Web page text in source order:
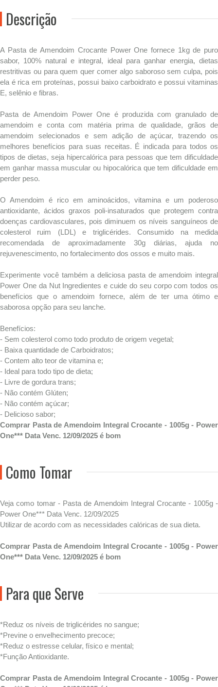
Descrição
A Pasta de Amendoim Crocante Power One fornece 1kg de puro
sabor, 100% natural e integral, ideal para ganhar energia, dietas
restritivas ou para quem quer comer algo saboroso sem culpa, pois
ela é rica em proteínas, possui baixo carboidrato e possui vitaminas
E, selênio e fibras.
Pasta de Amendoim Power One é produzida com granulado de
amendoim e conta com matéria prima de qualidade, grãos de
amendoim selecionados e sem adição de açúcar, trazendo os
melhores benefícios para suas receitas. É indicada para todos os
tipos de dietas, seja hipercalórica para pessoas que tem dificuldade
em ganhar massa muscular ou hipocalórica que tem dificuldade em
perder peso.
O Amendoim é rico em aminoácidos, vitamina e um poderoso
antioxidante, ácidos graxos poli-insaturados que protegem contra
doenças cardiovasculares, pois diminuem os níveis sanguíneos de
colesterol ruim (LDL) e triglicérides. Consumido na medida
recomendada de aproximadamente 30g diárias, ajuda no
rejuvenescimento, no fortalecimento dos ossos e muito mais.
Experimente você também a deliciosa pasta de amendoim integral
Power One da Nut Ingredientes e cuide do seu corpo com todos os
benefícios que o amendoim fornece, além de ter uma ótimo e
saborosa opção para seu lanche.
Benefícios:
- Sem colesterol como todo produto de origem vegetal;
- Baixa quantidade de Carboidratos;
- Contem alto teor de vitamina e;
- Ideal para todo tipo de dieta;
- Livre de gordura trans;
- Não contém Glúten;
- Não contém açúcar;
- Delicioso sabor;
Comprar Pasta de Amendoim Integral Crocante - 1005g - Power
One*** Data Venc. 12/09/2025 é bom
Como Tomar
Veja como tomar - Pasta de Amendoim Integral Crocante - 1005g -
Power One*** Data Venc. 12/09/2025
Utilizar de acordo com as necessidades calóricas de sua dieta.
Comprar Pasta de Amendoim Integral Crocante - 1005g - Power
One*** Data Venc. 12/09/2025 é bom
Para que Serve
*Reduz os níveis de triglicérides no sangue;
*Previne o envelhecimento precoce;
*Reduz o estresse celular, físico e mental;
*Função Antioxidante.
Comprar Pasta de Amendoim Integral Crocante - 1005g - Power